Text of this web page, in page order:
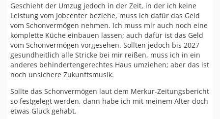
Geschieht der Umzug jedoch in der Zeit, in der ich keine
Leistung vom Jobcenter beziehe, muss ich dafür das Geld
vom Schonvermögen nehmen. Ich muss mir auch noch eine
komplette Küche einbauen lassen; auch dafür ist das Geld
vom Schonvermögen vorgesehen. Sollten jedoch bis 2027
gesundheitlich alle Stricke bei mir reißen, muss ich in ein
anderes behindertengerechtes Haus umziehen; aber das ist
noch unsichere Zukunftsmusik.
Sollte das Schonvermögen laut dem Merkur-Zeitungsbericht
so festgelegt werden, dann habe ich mit meinem Alter doch
etwas Glück gehabt.